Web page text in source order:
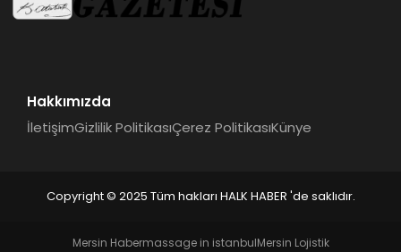
Hakkımızda
İletişimGizlilik PolitikasıÇerez PolitikasıKünye
Copyright © 2025 Tüm hakları HALK HABER 'de saklıdır.
Mersin Habermassage in istanbulMersin Lojistik